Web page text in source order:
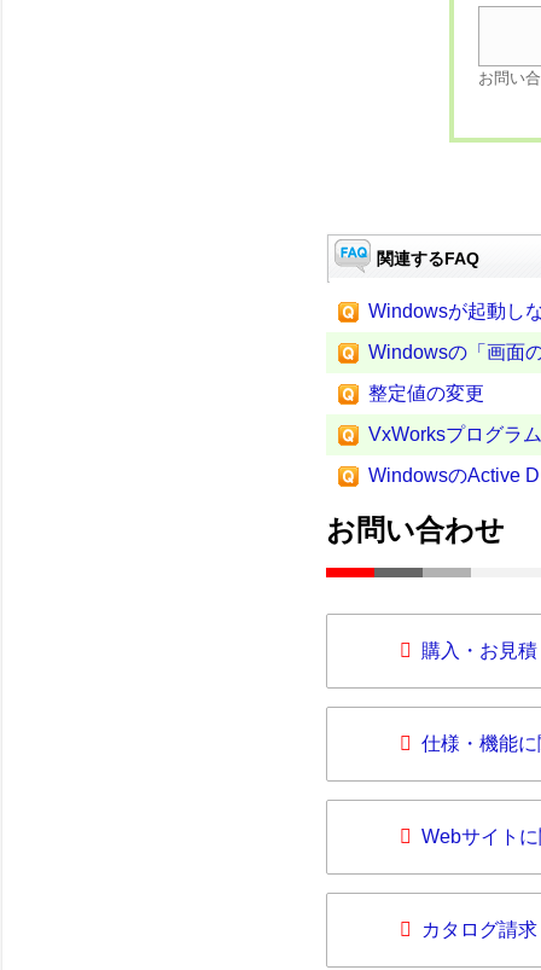
お問い
関連するFAQ
Windowsが起動し
Windowsの「画面
整定値の変更
VxWorksプログラ
WindowsのActive
お問い合わせ
購入・お見
仕様・機能
Webサイト
カタログ請求